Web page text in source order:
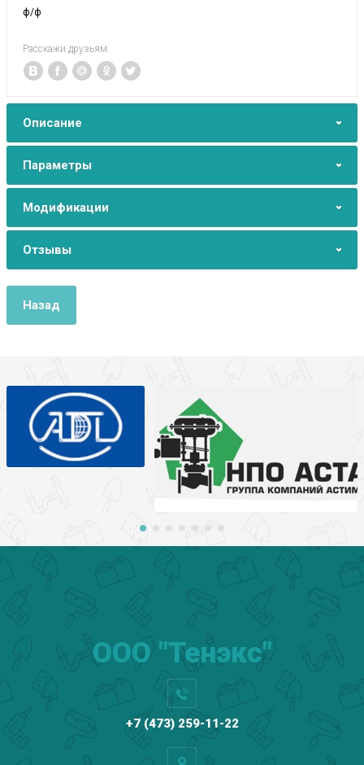
ф/ф
Расскажи друзьям:
Описание
Параметры
Модификации
Отзывы
Назад
ООО "Тенэкс"
+7 (473) 259-11-22